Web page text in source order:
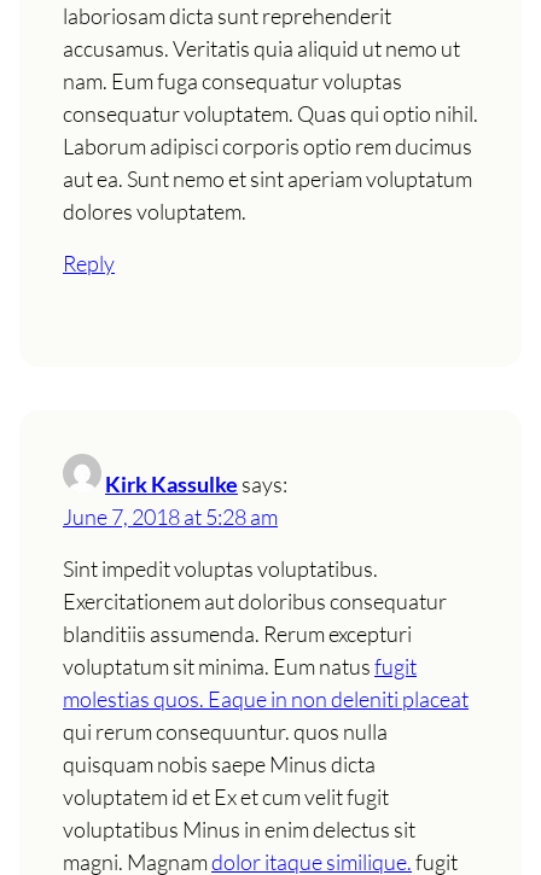
laboriosam dicta sunt reprehenderit
accusamus. Veritatis quia aliquid ut nemo ut
nam. Eum fuga consequatur voluptas
consequatur voluptatem. Quas qui optio nihil.
Laborum adipisci corporis optio rem ducimus
aut ea. Sunt nemo et sint aperiam voluptatum
dolores voluptatem.
Reply
Kirk Kassulke says:
June 7, 2018 at 5:28 am
Sint impedit voluptas voluptatibus.
Exercitationem aut doloribus consequatur
blanditiis assumenda. Rerum excepturi
voluptatum sit minima. Eum natusfugit
molestias quos. Eaque in non deleniti placeat
qui rerum consequuntur. quos nulla
quisquam nobis saepe Minus dicta
voluptatem id et Ex et cum velit fugit
voluptatibus Minus in enim delectus sit
magni. Magnamdolor itaque similique.fugit